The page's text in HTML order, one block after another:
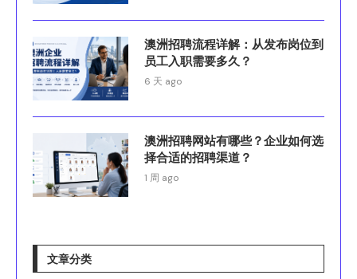
澳洲招聘流程详解：从发布岗位到
员工入职需要多久？
6 天 ago
澳洲招聘网站有哪些？企业如何选
择合适的招聘渠道？
1 周 ago
文章分类